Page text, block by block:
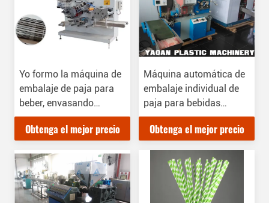
Yo formo la máquina de
embalaje de paja para
beber, envasando
continuamente.
Obtenga el mejor precio
Máquina automática de
embalaje individual de
paja para bebidas
(película, papel)
Obtenga el mejor precio